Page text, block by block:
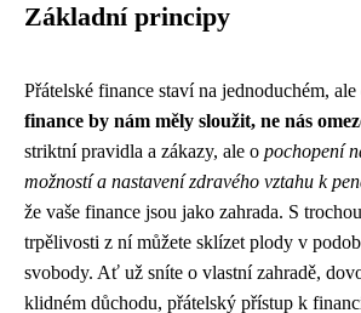
Základní principy
Přátelské finance staví na jednoduchém,
finance by nám měly sloužit, ne nás
striktní pravidla a zákazy, ale o pochopení
možností a nastavení zdravého vztahu k
že vaše finance jsou jako zahrada. S
trpělivosti z ní můžete sklízet plody v
svobody. Ať už sníte o vlastní zahradě,
klidném důchodu, přátelský přístup k